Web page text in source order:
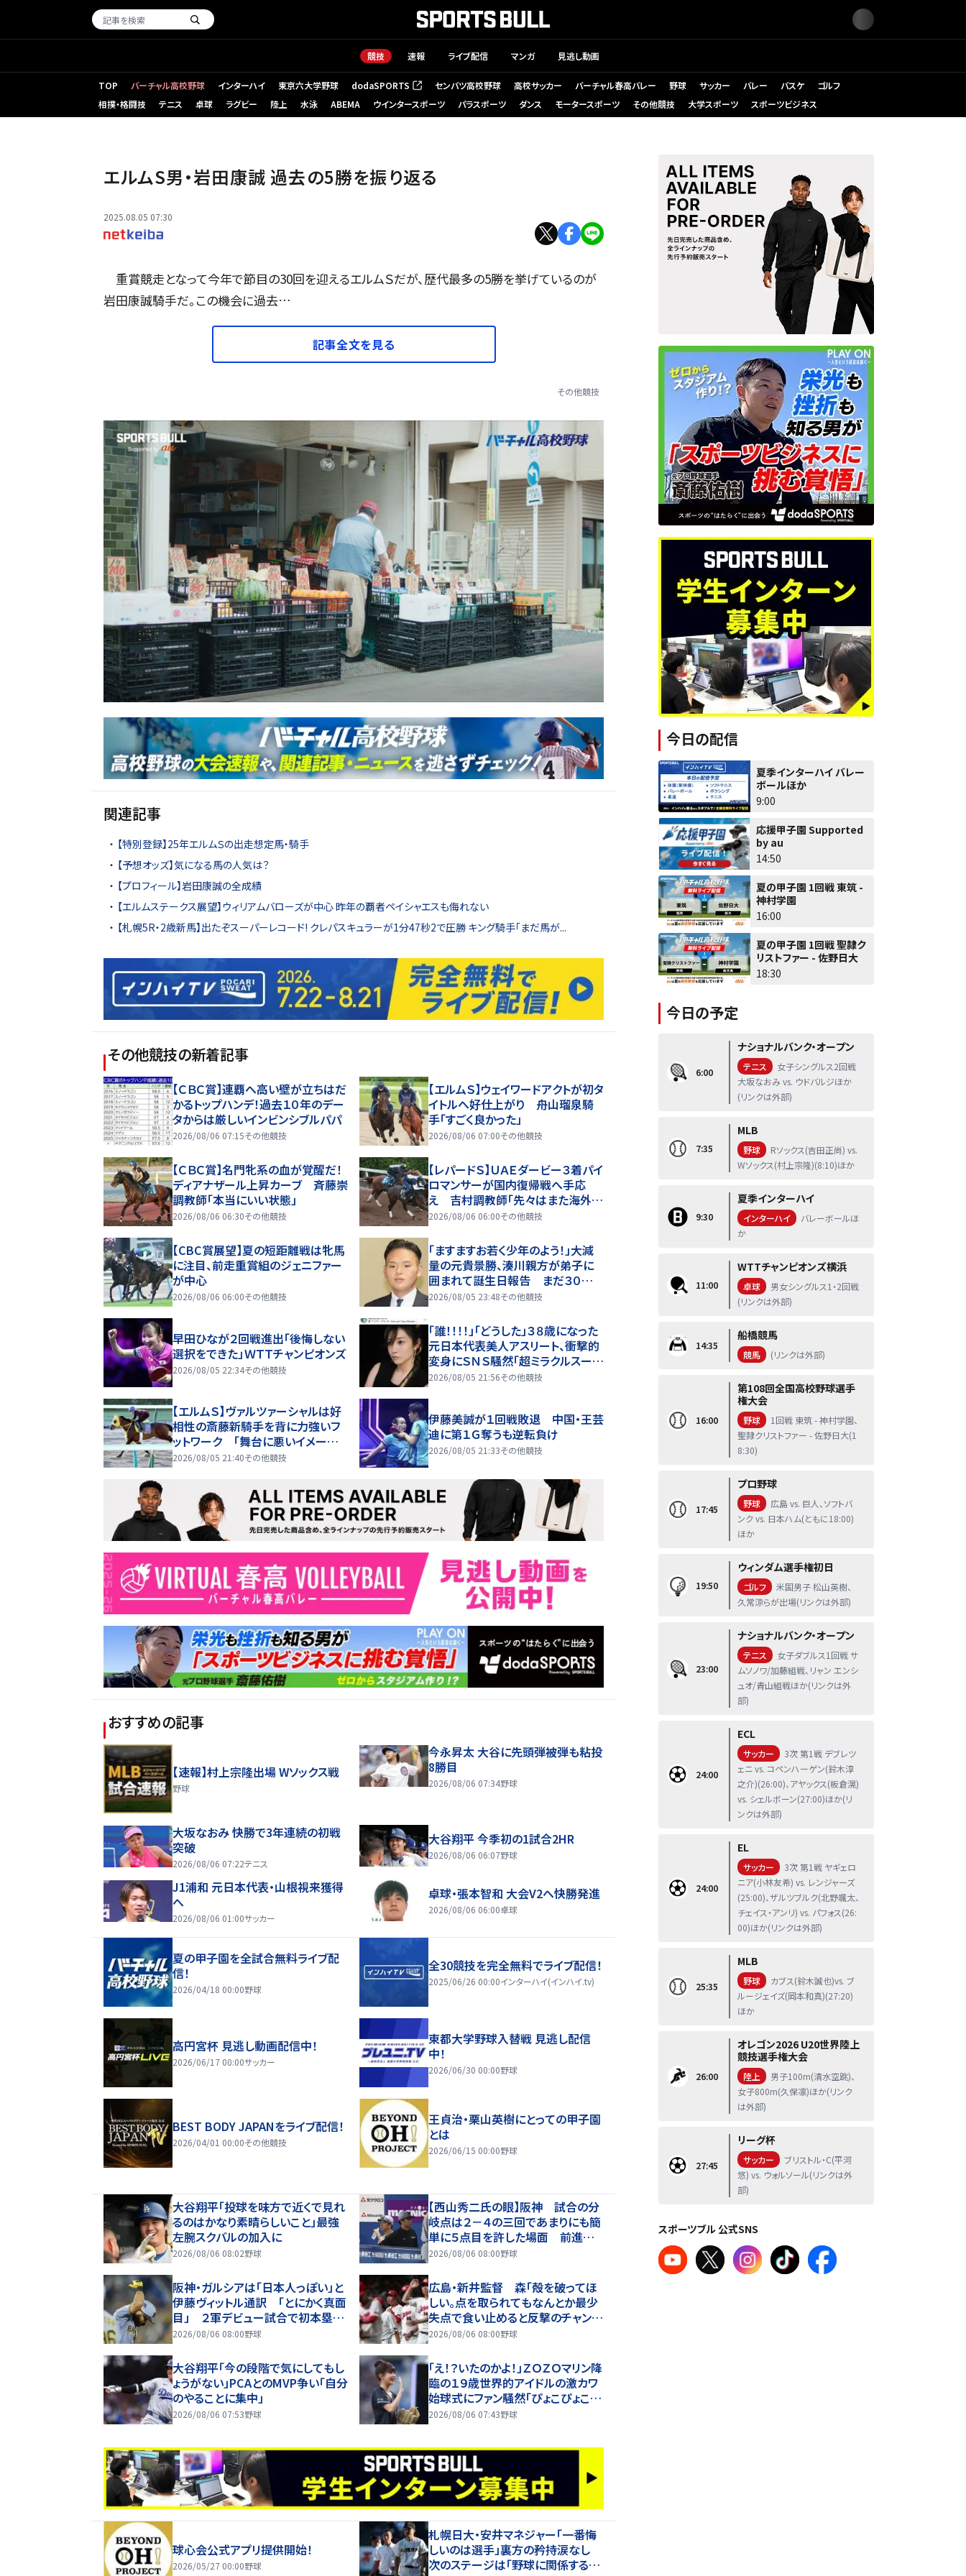
競技 速報 ライブ配信 マンガ 見逃し動画
TOP バーチャル高校野球 インターハイ 東京六大学野球 dodaSPORTS
（新しいタブで開く） センバツ高校野球 高校サッカー バーチャル春高バレー 野球 サッカー バレー バスケ
ゴルフ
相撲・格闘技
テニス 卓球 ラグビー 陸上 水泳 ABEMA ウインタースポーツ パラスポーツ ダンス モータースポーツ その他競技 大学スポーツ スポーツビジネス
エルムS男・岩田康誠 過去の5勝を振り返る
2025.08.05 07:30
重賞競走となって今年で節目の30回を迎えるエルムＳだが、歴代最多の5勝を挙げているのが
岩田康誠騎手だ。この機会に過去…
記事全文を見る
その他競技
関連記事
【特別登録】25年エルムＳの出走想定馬・騎手
【予想オッズ】気になる馬の人気は？
【プロフィール】岩田康誠の全成績
【エルムステークス展望】ウィリアムバローズが中心 昨年の覇者ペイシャエスも侮れない
【札幌5R・2歳新馬】出たぞスーパーレコード! クレパスキュラーが1分47秒2で圧勝 キング騎手「まだ馬が...
その他競技の新着記事
【ＣＢＣ賞】連覇へ高い壁が立ちはだ
かるトップハンデ！過去１０年のデー
タからは厳しいインビンシブルパパ
2026/08/06 07:15その他競技
【エルムＳ】ウェイワードアクトが初タ
イトルへ好仕上がり 舟山瑠泉騎
手「すごく良かった」
2026/08/06 07:00その他競技
【ＣＢＣ賞】名門牝系の血が覚醒だ！
ディアナザール上昇カーブ 斉藤崇
調教師「本当にいい状態」
2026/08/06 06:30その他競技
【レパードＳ】ＵＡＥダービー３着パイ
ロマンサーが国内復帰戦へ手応
え 吉村調教師「先々はまた海外に
行きたい」
2026/08/06 06:00その他競技
【CBC賞展望】夏の短距離戦は牝馬
に注目、前走重賞組のジェニファー
が中心
2026/08/06 06:00その他競技
「ますますお若く少年のよう！」大減
量の元貴景勝、湊川親方が弟子に
囲まれて誕生日報告 まだ３０
歳 「一番若く見える」
2026/08/05 23:48その他競技
早田ひなが２回戦進出「後悔しない
選択をできた」ＷＴＴチャンピオンズ
2026/08/05 22:34その他競技
「誰！！！！」「どうした」３８歳になった
元日本代表美人アスリート、衝撃的
変身にＳＮＳ騒然「超ミラクルスーパ
ー美しすぎる」
2026/08/05 21:56その他競技
【エルムＳ】ヴァルツァーシャルは好
相性の斎藤新騎手を背に力強いフ
ットワーク 「舞台に悪いイメージ
はない」
2026/08/05 21:40その他競技
伊藤美誠が１回戦敗退 中国・王芸
迪に第１Ｇ奪うも逆転負け
2026/08/05 21:33その他競技
おすすめの記事
【速報】村上宗隆出場 Wソックス戦
野球
今永昇太 大谷に先頭弾被弾も粘投
8勝目
2026/08/06 07:34野球
大坂なおみ 快勝で3年連続の初戦
突破
2026/08/06 07:22テニス
大谷翔平 今季初の1試合2HR
2026/08/06 06:07野球
J1浦和 元日本代表・山根視来獲得
へ
2026/08/06 01:00サッカー
卓球・張本智和 大会V2へ快勝発進
2026/08/06 06:00卓球
夏の甲子園を全試合無料ライブ配
信！
2026/04/18 00:00野球
全30競技を完全無料でライブ配信！
2025/06/26 00:00インターハイ(インハイ.tv)
高円宮杯 見逃し動画配信中！
2026/06/17 00:00サッカー
東都大学野球入替戦 見逃し配信
中！
2026/06/30 00:00野球
BEST BODY JAPANをライブ配信！
2026/04/01 00:00その他競技
王貞治・栗山英樹にとっての甲子園
とは
2026/06/15 00:00野球
大谷翔平「投球を味方で近くで見れ
るのはかなり素晴らしいこと」最強
左腕スクバルの加入に
2026/08/06 08:02野球
【西山秀二氏の眼】阪神 試合の分
岐点は２－４の三回であまりにも簡
単に５点目を許した場面 前進守
備で勝負を懸けるべきだった
2026/08/06 08:00野球
阪神・ガルシアは「日本人っぽい」と
伊藤ヴィットル通訳 「とにかく真面
目」 ２軍デビュー試合で初本塁打
もしみじみ「夢のようだ」
2026/08/06 08:00野球
広島・新井監督 森「殻を破ってほ
しい。点を取られてもなんとか最少
失点で食い止めると反撃のチャンス
もあるので」【一問一答】
2026/08/06 08:00野球
大谷翔平「今の段階で気にしてもし
ょうがない」PCAとのMVP争い「自分
のやることに集中」
2026/08/06 07:53野球
「え！？いたのかよ！」ＺＯＺＯマリン降
臨の１９歳世界的アイドルの激カワ
始球式にファン騒然「ぴょこぴょこし
て激かわ」「お顔が小さかった」
2026/08/06 07:43野球
球心会公式アプリ提供開始！
2026/05/27 00:00野球
札幌日大・安井マネジャー「一番悔
しいのは選手」裏方の矜持涙なし
次のステージは「野球に関係する仕
今日の配信
夏季インターハイ バレー
ボールほか
9:00
応援甲子園 Supported
by au
14:50
夏の甲子園 1回戦 東筑 -
神村学園
16:00
夏の甲子園 1回戦 聖隷ク
リストファー - 佐野日大
18:30
今日の予定
6:00
ナショナルバンク・オープン
テニス
女子シングルス2回戦
大坂なおみ vs. ウドバルジほか
(リンクは外部)
7:35
MLB
野球
Rソックス(吉田正尚) vs.
Wソックス(村上宗隆)(8:10)ほか
9:30
夏季インターハイ
インターハイ
バレーボールほ
か
11:00
WTTチャンピオンズ横浜
卓球
男女シングルス1・2回戦
(リンクは外部)
14:35
船橋競馬
競馬 (リンクは外部)
16:00
第108回全国高校野球選手
権大会
野球
1回戦 東筑 - 神村学園、
聖隷クリストファー - 佐野日大(1
8:30)
17:45
プロ野球
野球
広島 vs. 巨人、ソフトバ
ンク vs. 日本ハム(ともに18:00)
ほか
19:50
ウィンダム選手権初日
ゴルフ
米国男子 松山英樹、
久常涼らが出場(リンクは外部)
23:00
ナショナルバンク・オープン
テニス
女子ダブルス1回戦 サ
ムソノワ/加藤組戦、リャン エンシ
ュオ/青山組戦ほか(リンクは外
部)
24:00
ECL
サッカー
3次 第1戦 デブレツ
ェニ vs. コペンハーゲン(鈴木淳
之介)(26:00)、アヤックス(板倉滉)
vs. シェルボーン(27:00)ほか(リ
ンクは外部)
24:00
EL
サッカー
3次 第1戦 ヤギェロ
ニア(小林友希) vs. レンジャーズ
(25:00)、ザルツブルク(北野颯太、
チェイス・アンリ) vs. パフォス(26:
00)ほか(リンクは外部)
25:35
MLB
野球
カブス(鈴木誠也)vs. ブ
ルージェイズ(岡本和真)(27:20)
ほか
26:00
オレゴン2026 U20世界陸上
競技選手権大会
陸上
男子100m(清水空跳)、
女子800m(久保凛)ほか(リンク
は外部)
27:45
リーグ杯
サッカー
ブリストル・C(平河
悠) vs. ウォルソール(リンクは外
部)
スポーツブル 公式SNS